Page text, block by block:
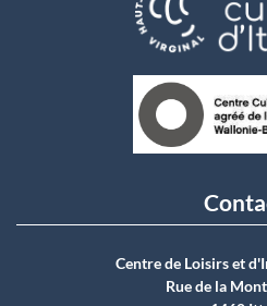
Centre de Loisirs et
Rue de la